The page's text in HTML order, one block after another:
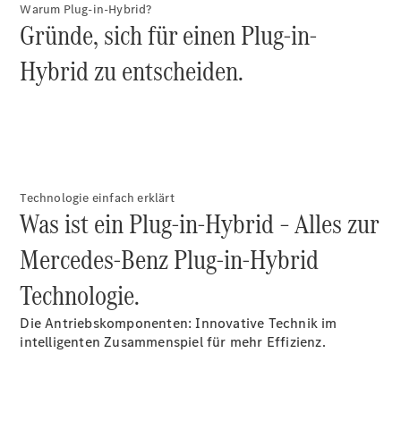
Warum Plug-in-Hybrid?
Gründe, sich für einen Plug-in-
Hybrid zu entscheiden.
Technologie einfach erklärt
Was ist ein Plug-in-Hybrid – Alles zur
Mercedes-Benz Plug-in-Hybrid
Technologie.
Die Antriebskomponenten: Innovative Technik im
intelligenten Zusammenspiel für mehr Effizienz.